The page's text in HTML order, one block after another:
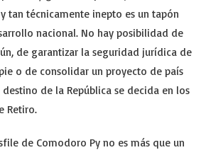
tan técnicamente inepto es un tapón
nacional. No hay posibilidad de
de garantizar la seguridad jurídica de
o de consolidar un proyecto de país
de la República se decida en los
Retiro.
de Comodoro Py no es más que un